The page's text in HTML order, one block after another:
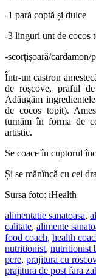
-1 pară coptă și dulce
-3 linguri unt de cocos
-scorțișoară/cardamon/
Într-un castron
de roșcove, praful
Adăugăm
de cocos topit).
turnăm în forma de
artistic.
Se coace în cuptorul
Și se mănîncă cu cei
Sursa foto: iHealth
alimentatie sanatoasa,
calitate, alimente
food coach, health
nutritionist, nutritionist
pere, prajitura cu
prajitura de post fara